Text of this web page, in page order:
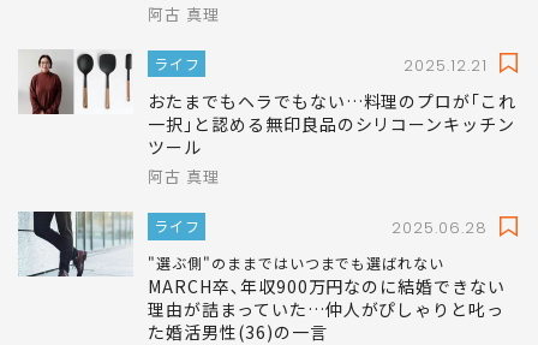
阿古 真理
ライフ 2025.12.21
おたまでもヘラでもない…料理のプロが｢これ
一択｣と認める無印良品のシリコーンキッチン
ツール
阿古 真理
ライフ 2025.06.28
"選ぶ側"のままではいつまでも選ばれない
MARCH卒､年収900万円なのに結婚できない
理由が詰まっていた…仲人がぴしゃりと叱っ
た婚活男性(36)の一言